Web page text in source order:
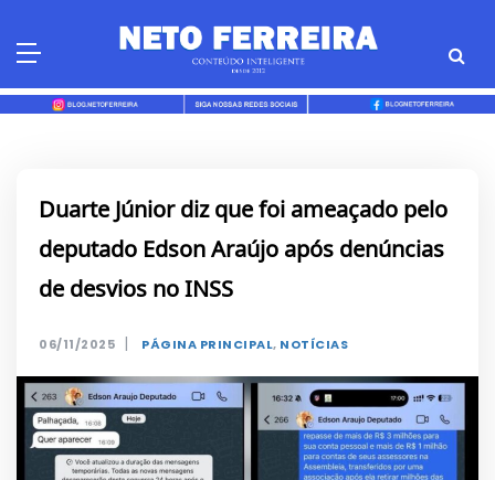
Duarte Júnior diz que foi ameaçado pelo
deputado Edson Araújo após denúncias
de desvios no INSS
06/11/2025 | PÁGINA PRINCIPAL, NOTÍCIAS